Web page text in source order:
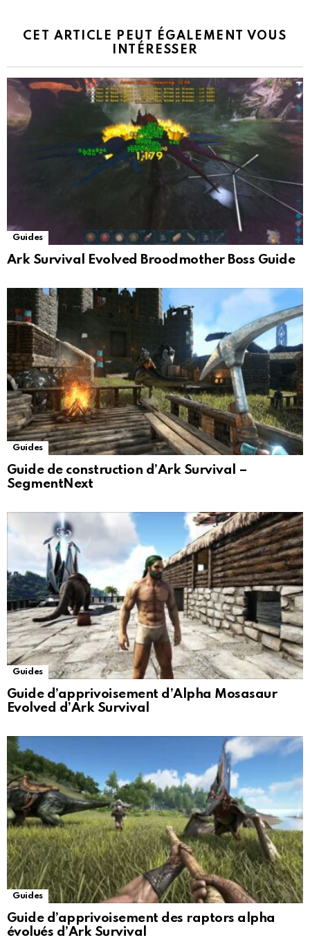
CET ARTICLE PEUT ÉGALEMENT VOUS
INTÉRESSER
Guides
Ark Survival Evolved Broodmother Boss Guide
Guides
Guide de construction d’Ark Survival –
SegmentNext
Guides
Guide d’apprivoisement d’Alpha Mosasaur
Evolved d’Ark Survival
Guides
Guide d’apprivoisement des raptors alpha
évolués d’Ark Survival